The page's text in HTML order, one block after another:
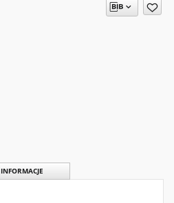
INFORMACJE